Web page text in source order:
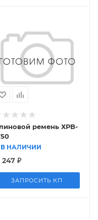
ремень ХРB-
В НАЛИЧИИ
247 ₽
ЗАПРОСИТЬ КП